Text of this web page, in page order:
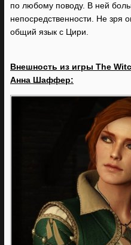
по любому поводу. В ней
непосредственности. Не зря
общий язык с Цири.
Внешность из игры The
Анна Шаффер: